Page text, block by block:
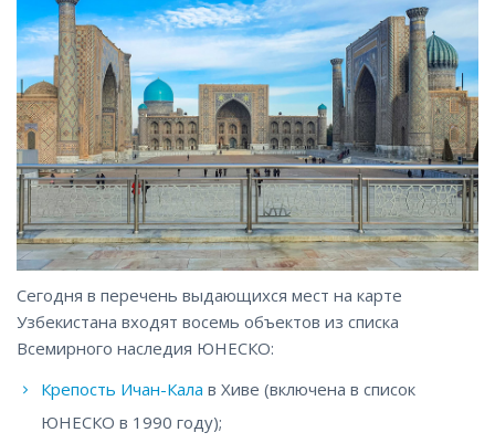
Сегодня в перечень выдающихся мест на карте
Узбекистана входят восемь объектов из списка
Всемирного наследия ЮНЕСКО:
Крепость Ичан-Кала в Хиве (включена в список
ЮНЕСКО в 1990 году);